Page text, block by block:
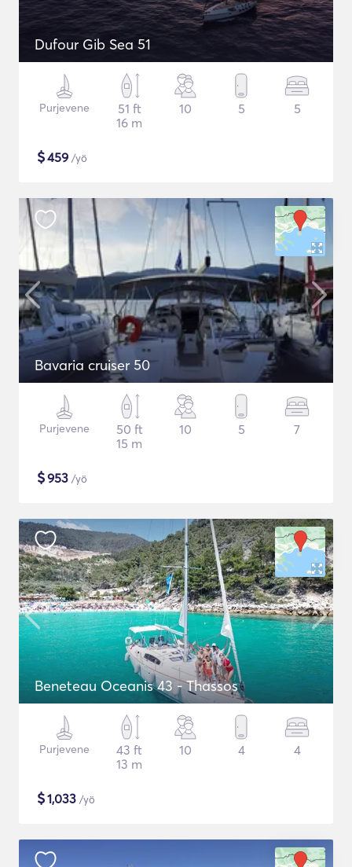
Dufour Gib Sea 51
Purjevene
51 ft
16 m
10 5 5
$459 /yö
Bavaria cruiser 50
Purjevene
50 ft
15 m
10 5 7
$953 /yö
Beneteau Oceanis 43 - Thassos
Purjevene
43 ft
13 m
10 4 4
$1,033 /yö